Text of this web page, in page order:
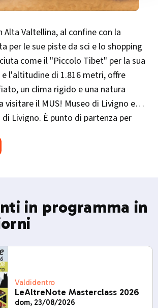
Alta Valtellina, al confine con la
per le sue piste da sci e lo shopping
come il "​Piccolo Tibet" per la sua
l'altitudine di 1.816 metri, offre
un clima rigido e una natura
visitare il MUS! Museo di Livigno e
Livigno. È punto di partenza per
Sgambeda, gara internazionale di sci
in programma in
Valdidentro
LeAltreNote Masterclass 2026
dom, 23/08/2026